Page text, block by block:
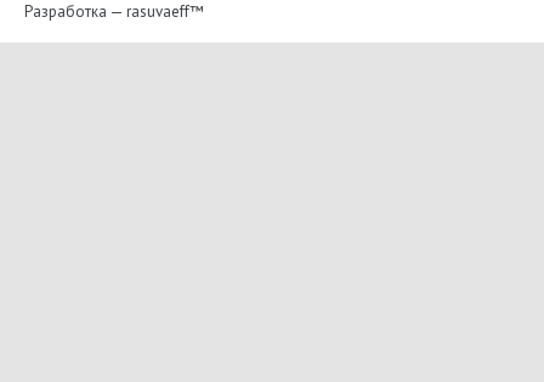
Разработка — rasuvaeff™